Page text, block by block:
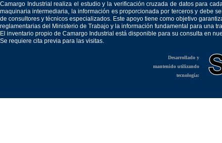
Camargo Industrial realiza el estudio y la verificación cruzada de datos para
maquinaria intermediaria, la información es proporcionada por terceros y debe
de consultores y técnicos especializados. Este apoyo tiene como objetivo
reglamentarias del Ministerio de Trabajo y la información fundamental para una
El inventario propio de Camargo Industrial está disponible para su consulta en
Se requiere cita previa para las visitas.
Desarrollado y
mantenido utilizando
tecnología: